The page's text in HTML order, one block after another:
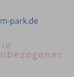
park.de